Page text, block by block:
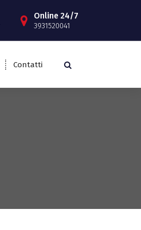
Online 24/7
3931520041
Contatti